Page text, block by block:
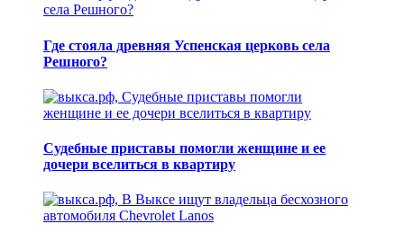
Где стояла древняя Успенская церковь села
Решного?
Судебные приставы помогли женщине и ее
дочери вселиться в квартиру